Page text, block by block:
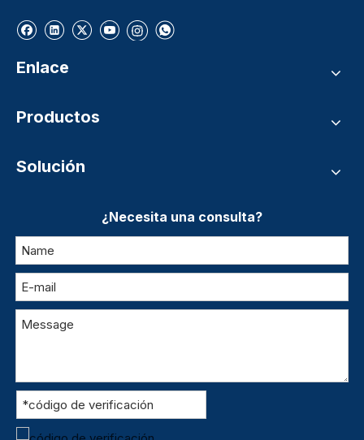
Enlace
Productos
Solución
¿Necesita una consulta?